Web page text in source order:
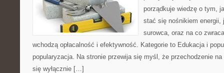
porządkuje wiedzę o tym,
stać się nośnikiem energii,
surowca, oraz na co
wchodzą opłacalność i efektywność. Kategorie to Edukacja i
popularyzacja. Na stronie przewija się myśl, że przechodzenie na
się wyłącznie […]